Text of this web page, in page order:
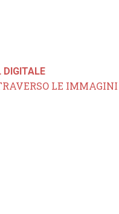
LE IMMAGINI